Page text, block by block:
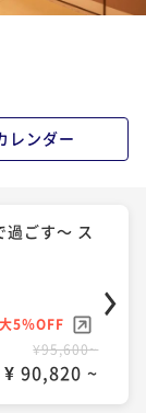
レンダー
ごす～ ス
5％OFF
¥95,600~
¥ 90,820 ~